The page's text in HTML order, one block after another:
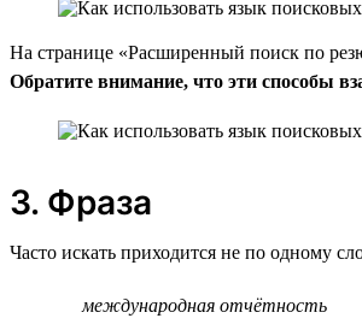
На странице «Расширенный поиск по
Обратите внимание, что эти способы
3. Фраза
Часто искать приходится не по одному
международная отчётность